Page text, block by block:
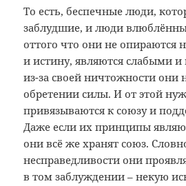
То есть, беспечные люди,
заблудшие, и люди
оттого что они не опираются
и истину, являются слабыми
из-за своей ничтожности они
обретении силы. И от этой
привязываются к союзу и
Даже если их принципы
они всё же хранят союз.
несправедливости они
в том заблуждении – некую